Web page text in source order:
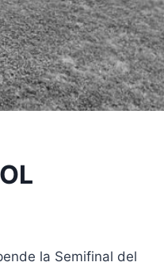
la Semifinal del